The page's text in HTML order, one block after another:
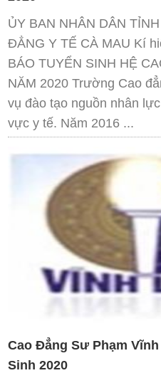
ỦY BAN NHÂN DÂN
ĐẲNG Y TẾ CÀ MAU Kí
BÁO TUYỂN SINH HỆ
NĂM 2020 Trường Cao
vụ đào tạo nguồn nhân
vực y tế. Năm 2016 ...
Cao Đẳng Sư Phạm
Sinh 2020